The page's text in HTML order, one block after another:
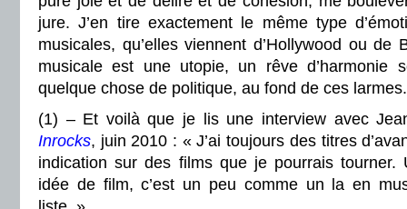
jure. J’en tire exactement le même type
musicales, qu’elles viennent d’Hollywood ou de
musicale est une utopie, un rêve d’harmonie
quelque chose de politique, au fond de ces larmes.
(1) – Et voilà que je lis une interview avec
Inrocks, juin 2010 : « J’ai toujours des titres
indication sur des films que je pourrais tourner.
idée de film, c’est un peu comme un la en